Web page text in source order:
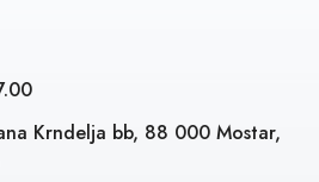
Krndelja bb, 88 000 Mostar,